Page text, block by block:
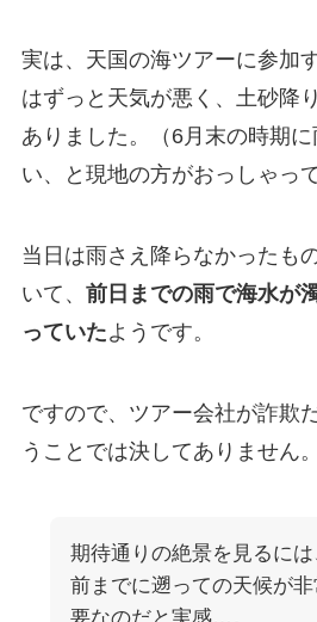
実は、天国の海ツアーに参加
はずっと天気が悪く、土砂降
ありました。（6月末の時期
い、と現地の方がおっしゃっ
当日は雨さえ降らなかったも
いて、 前日までの雨で海水が
っていたようです。
ですので、ツアー会社が詐欺
うことでは決してありません。
期待通りの絶景を見るには
前までに遡っての天候が